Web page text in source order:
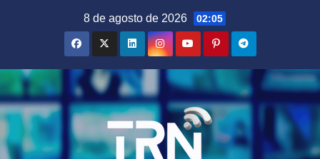
8 de agosto de 2026 02:05